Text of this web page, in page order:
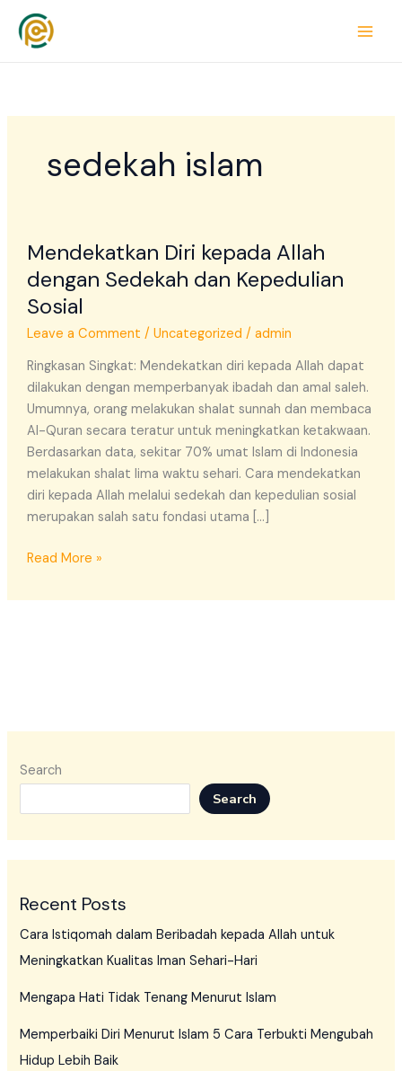
content
sedekah islam
Mendekatkan Diri kepada Allah
dengan Sedekah dan Kepedulian
Sosial
Leave a Comment / Uncategorized / admin
Ringkasan Singkat: Mendekatkan diri kepada Allah dapat
dilakukan dengan memperbanyak ibadah dan amal saleh.
Umumnya, orang melakukan shalat sunnah dan membaca
Al-Quran secara teratur untuk meningkatkan ketakwaan.
Berdasarkan data, sekitar 70% umat Islam di Indonesia
melakukan shalat lima waktu sehari. Cara mendekatkan
diri kepada Allah melalui sedekah dan kepedulian sosial
merupakan salah satu fondasi utama […]
Diri
kepada
dengan
Sedekah
dan
Kepedulian
Sosial
Read More »
Search
Search
Recent Posts
Cara Istiqomah dalam Beribadah kepada Allah untuk
Meningkatkan Kualitas Iman Sehari-Hari
Mengapa Hati Tidak Tenang Menurut Islam
Memperbaiki Diri Menurut Islam 5 Cara Terbukti Mengubah
Hidup Lebih Baik